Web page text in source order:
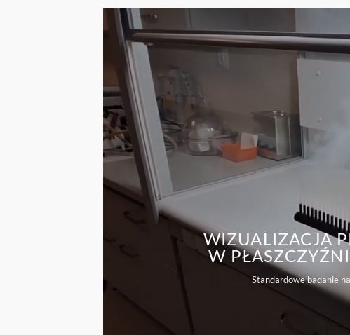
WIZUALIZACJA
W
Standardowe badanie